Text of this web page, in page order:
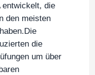
entwickelt, die
den meisten
die
um über